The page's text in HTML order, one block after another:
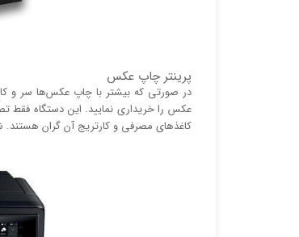
پرینتر چاپ عکس
در صورتی که بیشتر با چاپ عکس‌ها سر و
عکس را خریداری نمایید. این دستگاه فقط
کاغذ‌های مصرفی و کارتریج آن گران